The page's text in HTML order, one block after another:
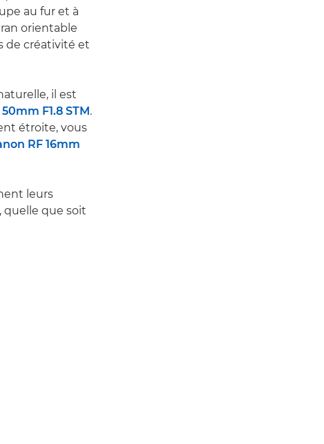
au fur et à
orientable
de créativité et
il est
F1.8 STM.
étroite, vous
RF 16mm
leurs
quelle que soit